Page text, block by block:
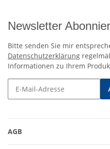
Newsletter
Bitte senden Sie mir
Datenschutzerklärung
Informationen zu Ihrem
AGB